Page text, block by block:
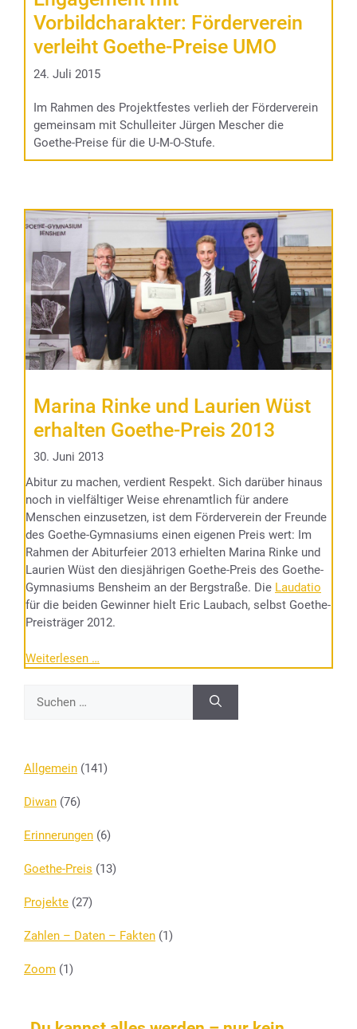
Vorbildcharakter: Förderverein
verleiht Goethe-Preise UMO
24. Juli 2015
Im Rahmen des Projektfestes verlieh der Förderverein
gemeinsam mit Schulleiter Jürgen Mescher die
Goethe-Preise für die U-M-O-Stufe.
Marina Rinke und Laurien Wüst
erhalten Goethe-Preis 2013
30. Juni 2013
Abitur zu machen, verdient Respekt. Sich darüber hinaus
noch in vielfältiger Weise ehrenamtlich für andere
Menschen einzusetzen, ist dem Förderverein der Freunde
des Goethe-Gymnasiums einen eigenen Preis wert: Im
Rahmen der Abiturfeier 2013 erhielten Marina Rinke und
Laurien Wüst den diesjährigen Goethe-Preis des Goethe-
Gymnasiums Bensheim an der Bergstraße. Die Laudatio
für die beiden Gewinner hielt Eric Laubach, selbst Goethe-
Preisträger 2012.
Weiterlesen …
nach:
Allgemein (141)
Diwan (76)
Erinnerungen (6)
Goethe-Preis (13)
Projekte (27)
Zahlen – Daten – Fakten (1)
Zoom (1)